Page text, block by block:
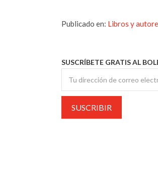
Publicado en: Libros y
SUSCRÍBETE GRATIS AL